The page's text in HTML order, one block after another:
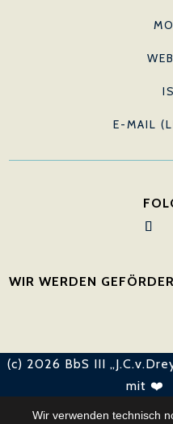
E-MAIL
WIR WERDEN
(c) 2026 BbS III
mit ❤️
Wir verwenden technisch